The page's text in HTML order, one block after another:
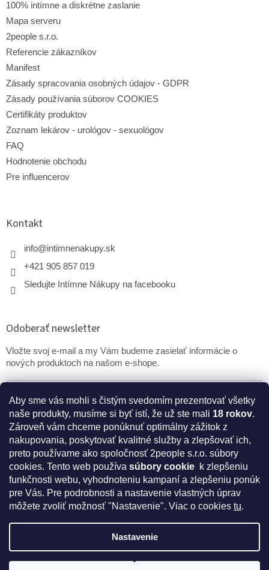
Aby sme vás mohli s čistým svedomím prezentovať všetky
naše produkty, musíme si byť istí, že už ste mali 18 rokov.
Zároveň vám chceme ponúknuť optimálny zážitok z
nakupovania, poskytovať kvalitné služby a zlepšovať ich,
preto používame ako spoločnosť 2people s.r.o. súbory
cookies. Tento web používa súbory cookie k zlepšeniu
funkčnosti webu, vyhodnoteniu kampaní a zlepšeniu ponúk
pre Vás. Pre podrobnosti a nastavenie vlastných úprav
môžete zvoliť možnosť "Nastavenie". Viac o cookies tu.
Nastavenie
100% intímne a diskrétne zaslanie
Mapa serveru
2people s.r.o.
Referencie zákazníkov
Manifest
Zásady spracovania osobných údajov - GDPR
Zásady používania súborov COOKIES
Certifikáty produktov
Zoznam lekárov - urológov - sexuológov
FAQ
Hodnotenie obchodu
Pre influencerov
Kontakt
info@intimnenakupy.sk
+421 905 857 019
Sledujte Intímne Nákupy na facebooku
Odoberať newsletter
Vložte svoj e-mail a my Vám budeme zasielať informácie o
nových produktoch na našom e-shope.
PRIHLÁSIŤ SA
* Disclaimer: Bezpečnostné prehlásenie k výživovým
doplnkom a kozmetike
Vytvoril Shoptet